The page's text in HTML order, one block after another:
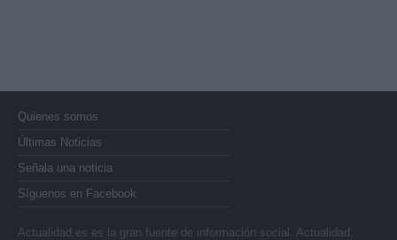
Quienes somos
Últimas Noticias
Señala una noticia
Síguenos en Facebook
Actualidad.es es la gran fuente de información social. Actualidad,